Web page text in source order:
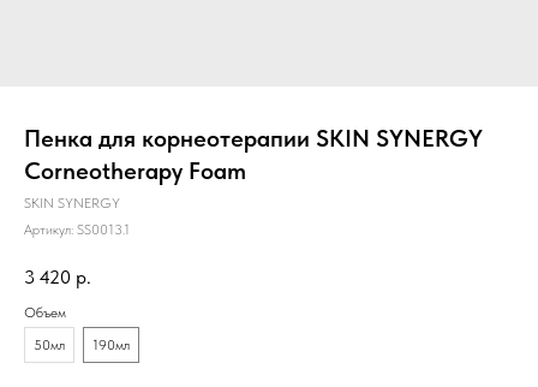
Пенка для корнеотерапии SKIN SYNERGY
Corneotherapy Foam
SKIN SYNERGY
Артикул: SS0013.1
3 420 р.
Объем
50мл
190мл